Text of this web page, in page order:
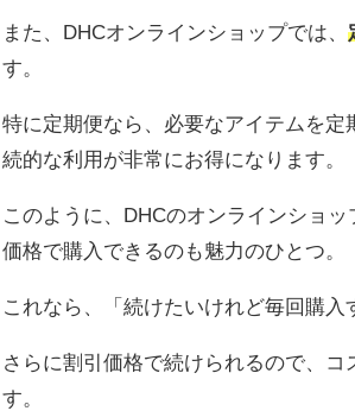
また、DHCオンラインショップでは、
す。
特に定期便なら、必要なアイテムを定
続的な利用が非常にお得になります。
このように、DHCのオンラインショッ
価格で購入できるのも魅力のひとつ。
これなら、「続けたいけれど毎回購入
さらに割引価格で続けられるので、
す。